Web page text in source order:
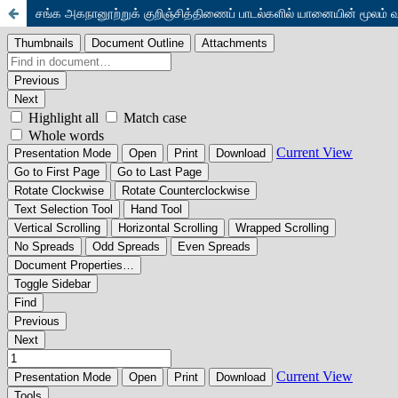
சங்க அகநானூற்றுக் குறிஞ்சித்திணைப் பாடல்களில் யானையின் மூலம்